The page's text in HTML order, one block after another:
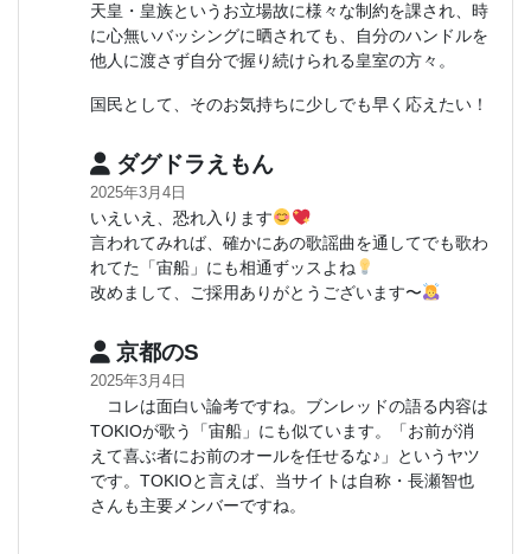
天皇・皇族というお立場故に様々な制約を課され、時
に心無いバッシングに晒されても、自分のハンドルを
他人に渡さず自分で握り続けられる皇室の方々。
国民として、そのお気持ちに少しでも早く応えたい！
ダグドラえもん
2025年3月4日
いえいえ、恐れ入ります
言われてみれば、確かにあの歌謡曲を通してでも歌わ
れてた「宙船」にも相通ずッスよね
改めまして、ご採用ありがとうございます〜
京都のS
2025年3月4日
コレは面白い論考ですね。ブンレッドの語る内容は
TOKIOが歌う「宙船」にも似ています。「お前が消
えて喜ぶ者にお前のオールを任せるな♪」というヤツ
です。TOKIOと言えば、当サイトは自称・長瀬智也
さんも主要メンバーですね。